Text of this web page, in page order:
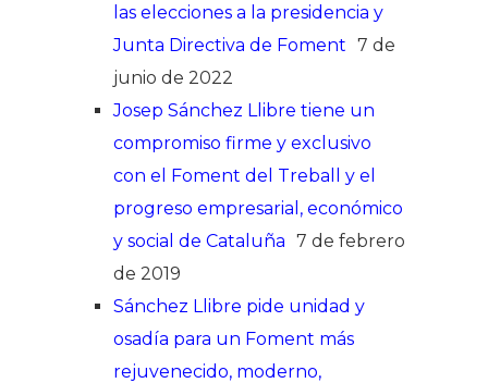
las elecciones a la presidencia y
Junta Directiva de Foment 7 de
junio de 2022
Josep Sánchez Llibre tiene un
compromiso firme y exclusivo
con el Foment del Treball y el
progreso empresarial, económico
y social de Cataluña 7 de febrero
de 2019
Sánchez Llibre pide unidad y
osadía para un Foment más
rejuvenecido, moderno,